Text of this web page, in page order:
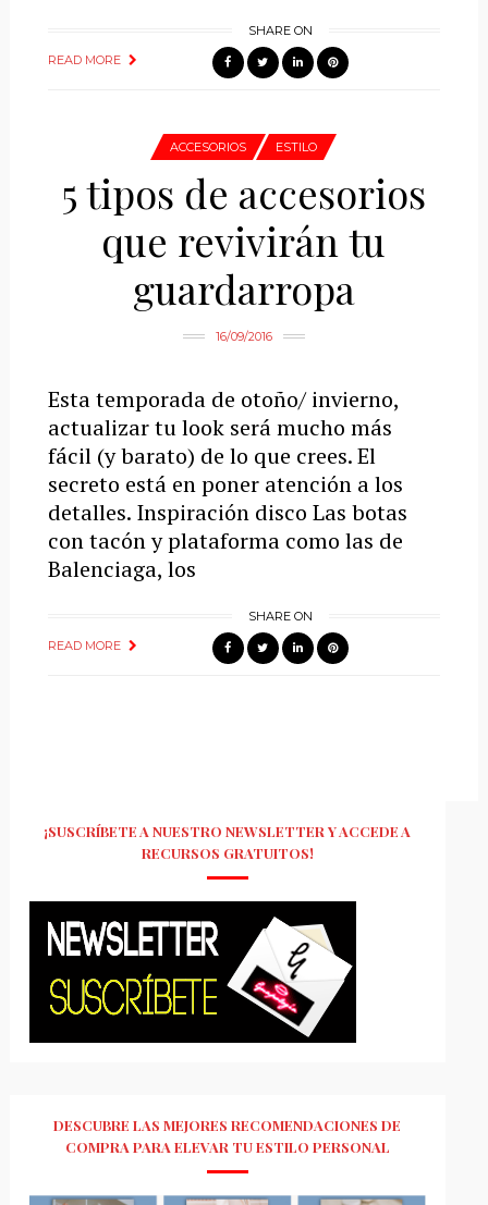
READ MORE
SHARE ON
ACCESORIOS ESTILO
5 tipos de accesorios
que revivirán tu
guardarropa
16/09/2016
Esta temporada de otoño/ invierno,
actualizar tu look será mucho más
fácil (y barato) de lo que crees. El
secreto está en poner atención a los
detalles. Inspiración disco Las botas
con tacón y plataforma como las de
Balenciaga, los
READ MORE
SHARE ON
¡SUSCRÍBETE A NUESTRO NEWSLETTER Y ACCEDE A
RECURSOS GRATUITOS!
DESCUBRE LAS MEJORES RECOMENDACIONES DE
COMPRA PARA ELEVAR TU ESTILO PERSONAL